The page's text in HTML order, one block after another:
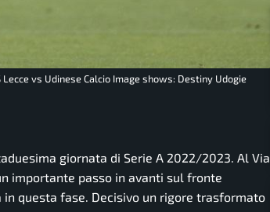
vs Udinese Calcio Image shows: Destiny Udogie
giornata di Serie A 2022/2023. Al Via
importante passo in avanti sul fronte
questa fase. Decisivo un rigore trasformato